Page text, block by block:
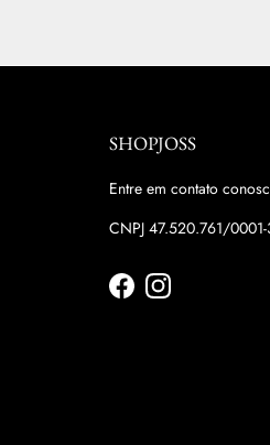
SHOPJOSS
Entre em contato
CNPJ 47.520.761/
FacebookInstagram